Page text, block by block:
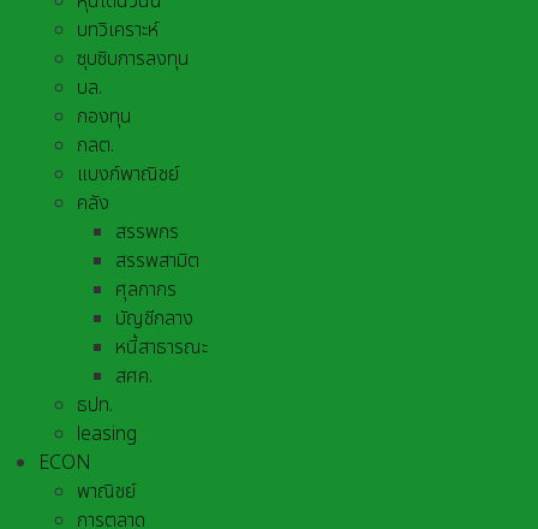
บทวิเคราะห์
ซุบซิบการลงทุน
บล.
กองทุน
กลต.
แบงก์พาณิชย์
คลัง
สรรพกร
สรรพสามิต
ศุลกากร
บัญชีกลาง
หนี้สาธารณะ
สศค.
ธปท.
leasing
ECON
พาณิชย์
การตลาด